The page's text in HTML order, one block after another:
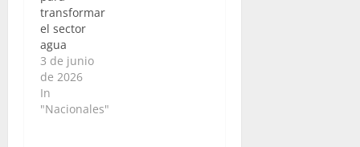
transformar
el sector
agua
3 de junio
de 2026
In
"Nacionales"